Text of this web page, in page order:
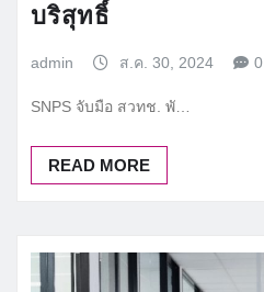
บริสุทธิ์
admin ส.ค. 30, 2024 0
SNPS จับมือ สวทช. พั…
READ MORE